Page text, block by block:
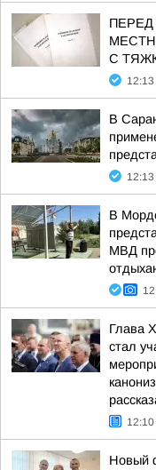
С
12:13
В
12:13
В
МВД
Глава
стал
12:10
Новый